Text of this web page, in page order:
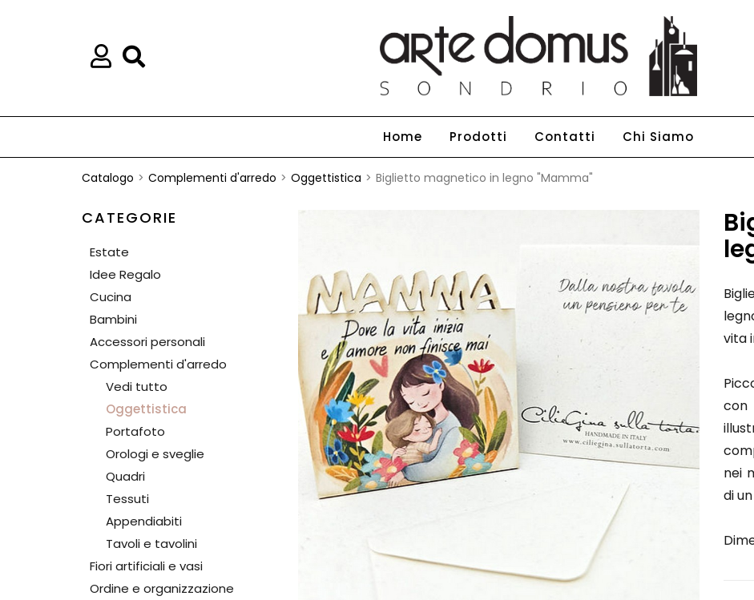
Home Prodotti Contatti Chi Siamo
Catalogo Complementi d'arredo Oggettistica Biglietto magnetico in legno "Mamma"
vita
nei
di
CATEGORIE
Estate
Idee Regalo
Cucina
Bambini
Accessori personali
Complementi d'arredo
Vedi tutto
Oggettistica
Portafoto
Orologi e sveglie
Quadri
Tessuti
Appendiabiti
Tavoli e tavolini
Fiori artificiali e vasi
Ordine e organizzazione